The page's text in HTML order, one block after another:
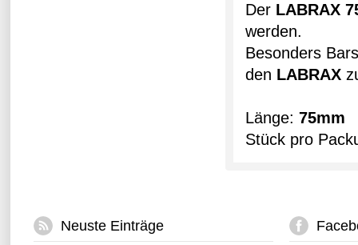
Der LABRAX
werden.
Besonders
den LABRAX
Länge: 75mm
Stück pro
Neuste Einträge